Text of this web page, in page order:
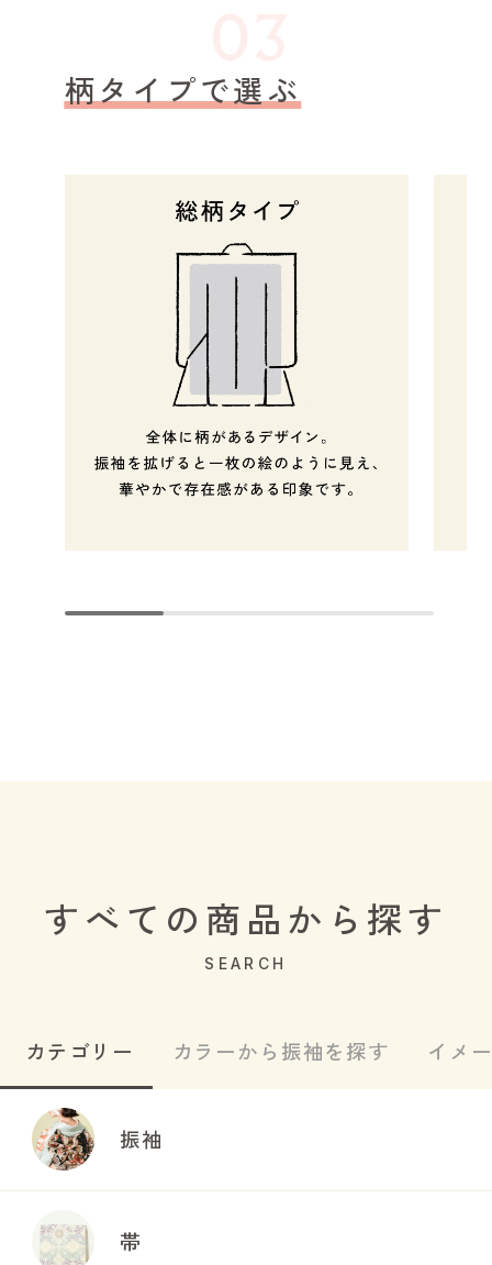
柄タイプで選ぶ
すべての商品から探す
SEARCH
カテゴリー カラーから振袖を探す イメ
振袖
帯